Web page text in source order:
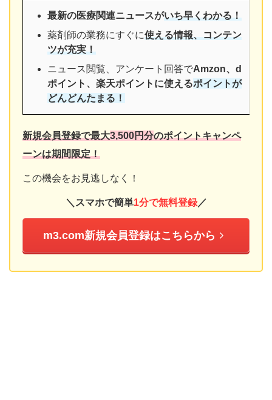
最新の医療関連ニュースがいち早くわかる！
薬剤師の業務にすぐに使える情報、コンテン
ツが充実！
ニュース閲覧、アンケート回答でAmzon、d
ポイント、楽天ポイントに使えるポイントが
どんどんたまる！
新規会員登録で最大3,500円分のポイントキャンペ
ーンは期間限定！
この機会をお見逃しなく！
＼スマホで簡単1分で無料登録／
m3.com新規会員登録はこちらから